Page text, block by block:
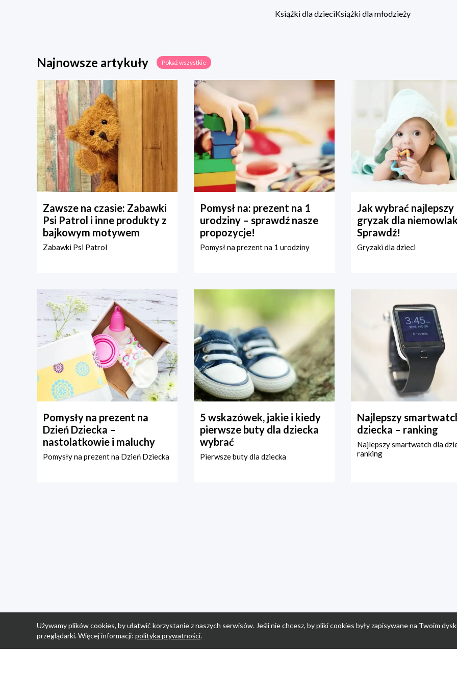
Książki dla dzieciKsiążki dla młodzieży
Najnowsze artykuły Pokaż wszystkie
Zawsze na czasie: Zabawki
Psi Patrol i inne produkty z
bajkowym motywem
Zabawki Psi Patrol
Pomysł na: prezent na 1
urodziny – sprawdź nasze
propozycje!
Pomysł na prezent na 1 urodziny
Jak wybrać najlepszy
gryzak dla
Sprawdź!
Gryzaki dla dzieci
Pomysły na prezent na
Dzień Dziecka –
nastolatkowie i maluchy
Pomysły na prezent na Dzień Dziecka
5 wskazówek, jakie i kiedy
pierwsze buty dla dziecka
wybrać
Pierwsze buty dla dziecka
Najlepszy
dziecka – ranking
Najlepszy smartwatch dla
ranking
Używamy plików cookies, by ułatwić korzystanie z naszych serwisów. Jeśli nie chcesz, by pliki cookies były zapisywane na Twoim
przeglądarki. Więcej informacji: polityka prywatności.